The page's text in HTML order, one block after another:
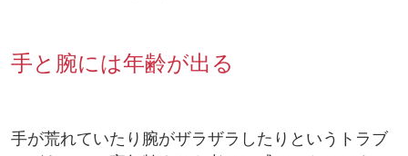
手と腕には年齢が出る
手が荒れていたり腕がザラザラしたりというトラブ